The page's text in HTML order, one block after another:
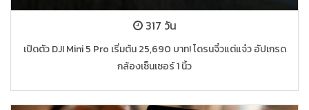
317 วัน
เปิดตัว DJI Mini 5 Pro เริ่มต้น 25,690 บาท! โดรนจิ๋วแต่แจ๋ว อัปเกรด
กล้องเซ็นเซอร์ 1 นิ้ว